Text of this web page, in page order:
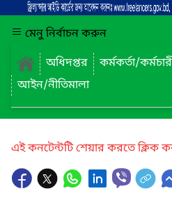
মেনু নির্বাচন করুন
অধিদপ্তর
কর্মকর্তা/
আইন/নীতিমালা
এই কনটেন্টটি শেয়ার করতে ক্লিক